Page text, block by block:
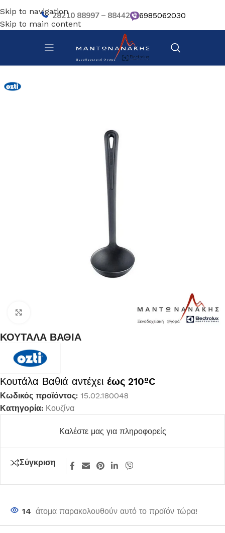
Skip to navigation
Skip to main content
28210 88997 – 88442 6985062030
Αρχική σελίδα/
ΚΟΥΤΑΛΑ ΒΑΘΙΑ
Κουτάλα Βαθιά αντέχει έως 210ºC
Κωδικός προϊόντος: 15.02.180048
Κατηγορία: Κουζίνα
Καλέστε μας για πληροφορείς
Σύγκριση
14 άτομα παρακολουθούν αυτό το προϊόν τώρα!